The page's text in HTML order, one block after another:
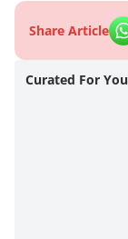
Share Article
Curated For You